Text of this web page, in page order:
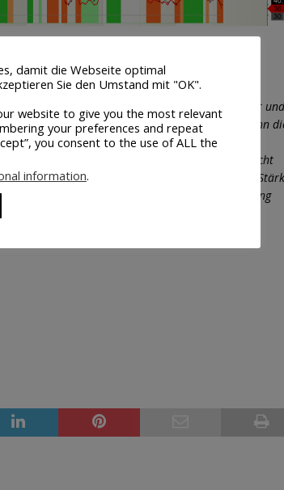
Aktie ist technischnoch keinVerkaufssignal
durch die Unterstützung bei 14 US-Dollar
Knackpunkt wird die Berührung bei $ 14 sein. Kann
zu analysieren, gibt es vielfältige
Deshalb ist auch eine endgültige Aussage nicht
sein. Die Unterstützung besitzt nur eine mittlere
darauf hin, dass ein Durchbruch der Unterstützung
damit die Webseite optimal
Sie den Umstand mit "OK".
website to give you the most relevant
your preferences and repeat
you consent to the use of ALL the
information.